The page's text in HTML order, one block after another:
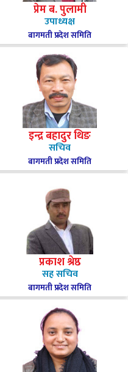
प्रेम ब. पुलामी
उपाध्यक्ष
बागमती प्रदेश समिति
इन्द्र बहादुर थिङ
सचिव
बागमती प्रदेश समिति
प्रकाश श्रेष्ठ
सह सचिव
बागमती प्रदेश समिति